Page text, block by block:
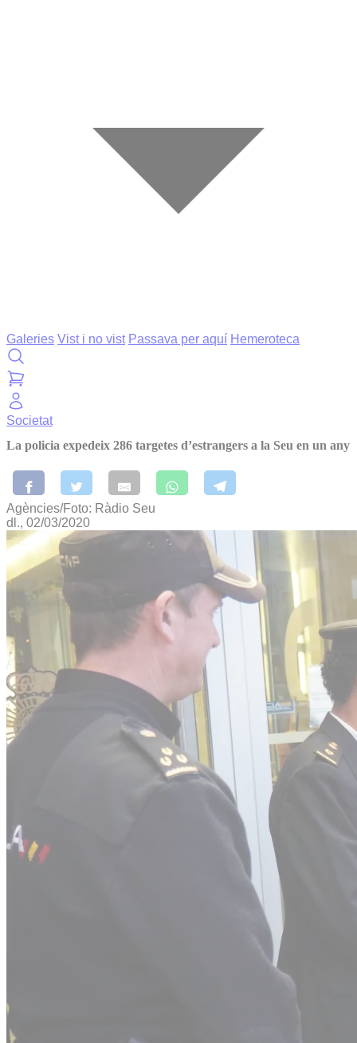
Galeries Vist i no vist Passava per aquí Hemeroteca
Societat
La policia expedeix 286 targetes d’estrangers a la Seu en un any
Agències/Foto: Ràdio Seu
dl., 02/03/2020